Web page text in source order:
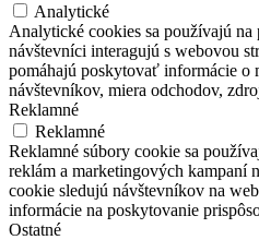
Analytické
Analytické cookies sa používajú na
návštevníci interagujú s webovou
pomáhajú poskytovať informácie o
návštevníkov, miera odchodov,
Reklamné
Reklamné
Reklamné súbory cookie sa
reklám a marketingových kampaní
cookie sledujú návštevníkov na
informácie na poskytovanie
Ostatné